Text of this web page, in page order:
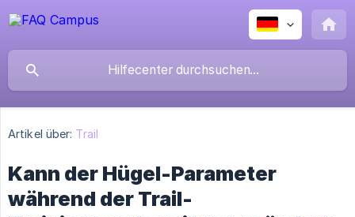
Artikel über: Trail
Kann der Hügel-Parameter
während der Trail-